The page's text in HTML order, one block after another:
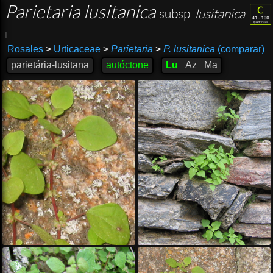
Parietaria lusitanica subsp. lusitanica
Rosales >Urticaceae > Parietaria > P. lusitanica (comparar)
parietária-lusitana
autóctone Lu Az Ma